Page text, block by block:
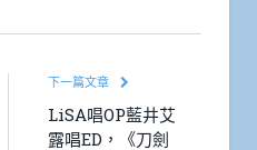
下一篇文章
LiSA唱OP藍井艾
露唱ED，《刀劍